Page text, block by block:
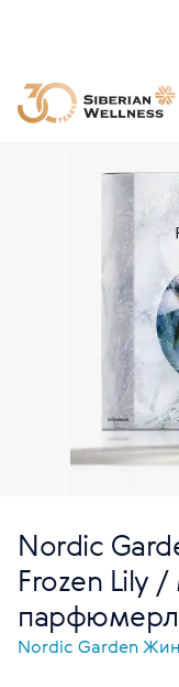
Nordic
Frozen Lily
Nordic Garden